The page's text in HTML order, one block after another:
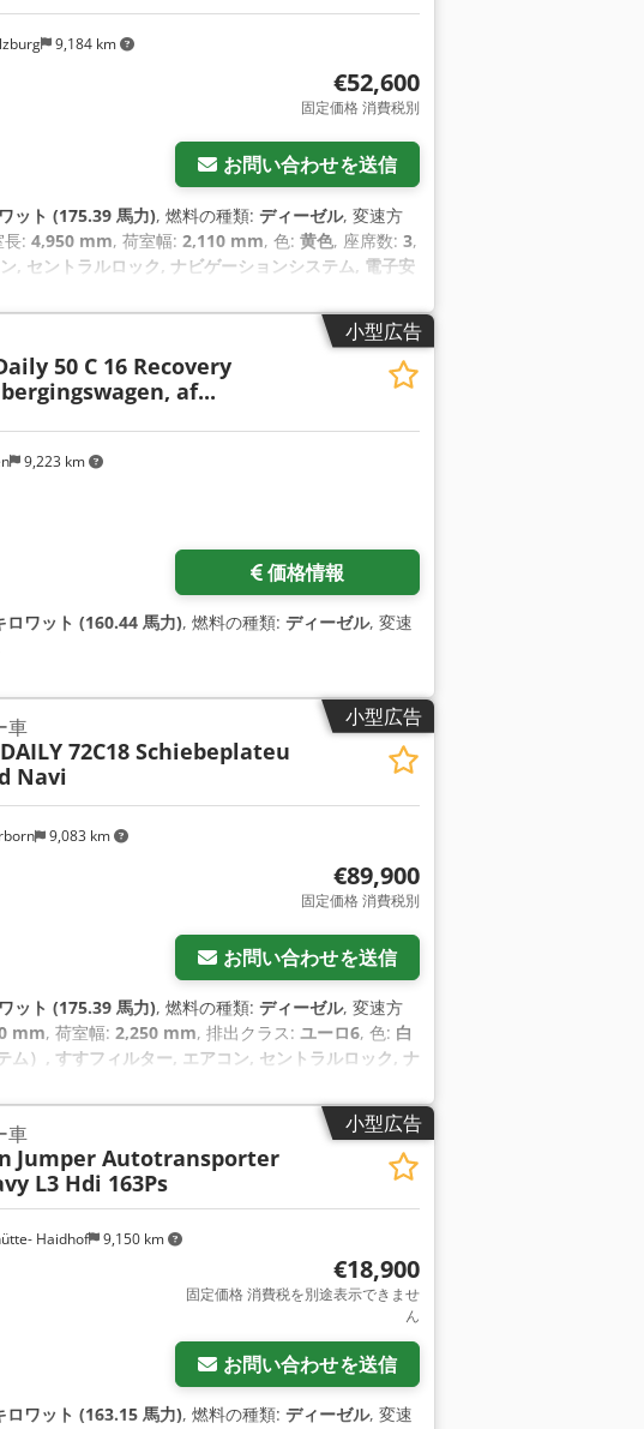
9,184 km
€52,600
固定価格 消費税別
お問い合わせを送信
ット (175.39 馬力), 燃料の種類: ディーゼル, 変速方
長: 4,950 mm, 荷室幅: 2,110 mm, 色: 黄色, 座席数: 3,
, セントラルロック, ナビゲーションシステム, 電子安
小型広告
9,223 km
50 C 16 Recovery
af...
価格情報
ロワット (160.44 馬力), 燃料の種類: ディーゼル, 変速
小型広告
9,083 km
車
DAILY 72C18 Schiebeplateu
Navi
€89,900
固定価格 消費税別
お問い合わせを送信
ット (175.39 馬力), 燃料の種類: ディーゼル, 変速方
mm, 荷室幅: 2,250 mm, 排出クラス: ユーロ6, 色: 白
ム）, すすフィルター, エアコン, セントラルロック, ナ
小型広告
Haidhof 9,150 km
車
Jumper Autotransporter
L3 Hdi 163Ps
€18,900
固定価格 消費税を別途表示できませ
ん
お問い合わせを送信
ロワット (163.15 馬力), 燃料の種類: ディーゼル, 変速